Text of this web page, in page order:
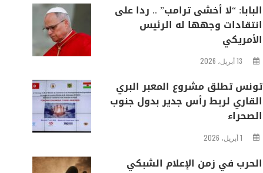
البابا: “لا أخشى ترامب” .. ردا على
انتقادات وجهها له الرئيس
الأمريكي
13 أبريل، 2026
تونس تطلق مشروع المعبر البري
القاري لربط رأس جدير بدول جنوب
الصحراء
1 أبريل، 2026
الحرب في زمن الإعلام الشبكي